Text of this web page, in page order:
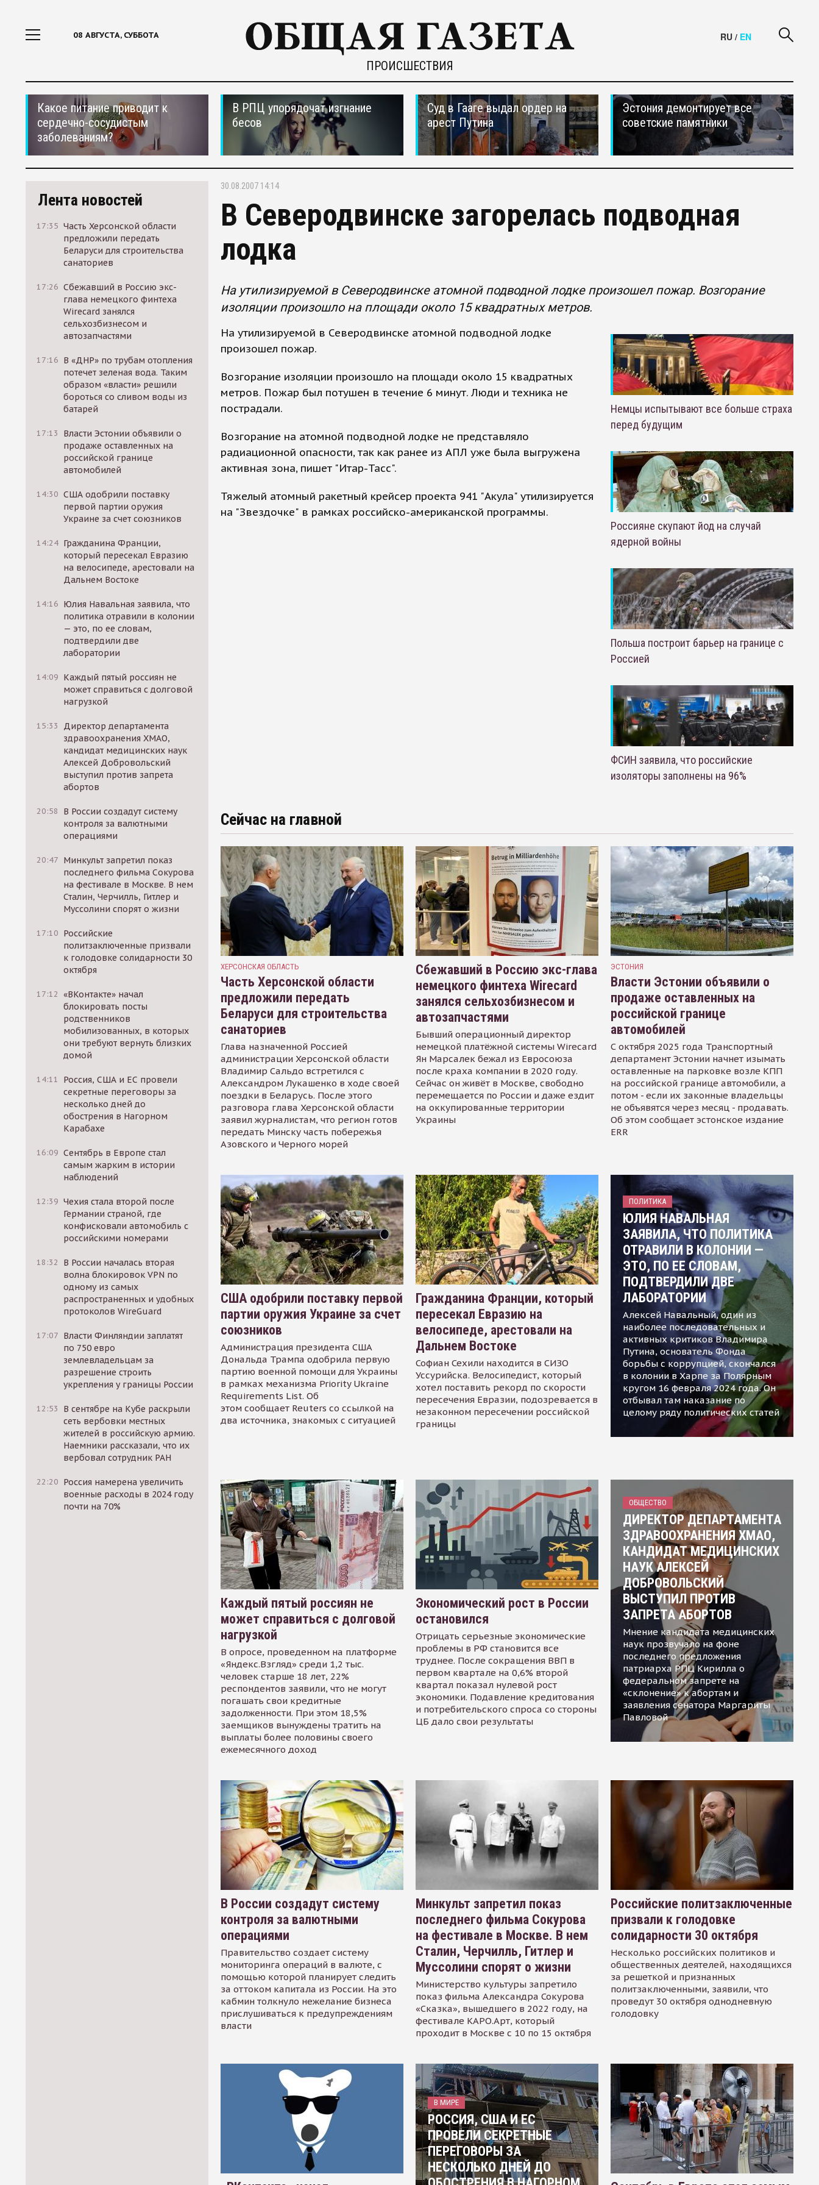
08 АВГУСТА, СУББОТА
ПРОИСШЕСТВИЯ
RU / EN
Какое питание приводит к
сердечно-сосудистым
заболеваниям?
В РПЦ упорядочат изгнание
бесов
Суд в Гааге выдал ордер на
арест Путина
Эстония демонтирует все
советские памятники
Лента новостей
17:35 Часть Херсонской области
предложили передать
Беларуси для строительства
санаториев
17:26 Сбежавший в Россию экс-
глава немецкого финтеха
Wirecard занялся
сельхозбизнесом и
автозапчастями
17:16 В «ДНР» по трубам отопления
потечет зеленая вода. Таким
образом «власти» решили
бороться со сливом воды из
батарей
17:13
Власти Эстонии объявили о
продаже оставленных на
российской границе
автомобилей
14:30 США одобрили поставку
первой партии оружия
Украине за счет союзников
14:24 Гражданина Франции,
который пересекал Евразию
на велосипеде, арестовали на
Дальнем Востоке
14:16 Юлия Навальная заявила, что
политика отравили в колонии
— это, по ее словам,
подтвердили две
лаборатории
14:09 Каждый пятый россиян не
может справиться с долговой
нагрузкой
15:33
Директор департамента
здравоохранения ХМАО,
кандидат медицинских наук
Алексей Добровольский
выступил против запрета
абортов
20:58
В России создадут систему
контроля за валютными
операциями
20:47 Минкульт запретил показ
последнего фильма Сокурова
на фестивале в Москве. В нем
Сталин, Черчилль, Гитлер и
Муссолини спорят о жизни
17:10 Российские
политзаключенные призвали
к голодовке солидарности 30
октября
17:12 «ВКонтакте» начал
блокировать посты
родственников
мобилизованных, в которых
они требуют вернуть близких
домой
14:11
Россия, США и ЕС провели
секретные переговоры за
несколько дней до
обострения в Нагорном
Карабахе
16:09 Сентябрь в Европе стал
самым жарким в истории
наблюдений
12:39 Чехия стала второй после
Германии страной, где
конфисковали автомобиль с
российскими номерами
18:32
В России началась вторая
волна блокировок VPN по
одному из самых
распространенных и удобных
протоколов WireGuard
17:07 Власти Финляндии заплатят
по 750 евро
землевладельцам за
разрешение строить
укрепления у границы России
12:53
В сентябре на Кубе раскрыли
сеть вербовки местных
жителей в российскую армию.
Наемники рассказали, что их
вербовал сотрудник РАН
22:20 Россия намерена увеличить
военные расходы в 2024 году
почти на 70%
30.08.2007 14:14
В Северодвинске загорелась подводная
лодка
На утилизируемой в Северодвинске атомной подводной лодке произошел пожар. Возгорание
изоляции произошло на площади около 15 квадратных метров.
На утилизируемой в Северодвинске атомной подводной лодке
произошел пожар.
Возгорание изоляции произошло на площади около 15 квадратных
метров. Пожар был потушен в течение 6 минут. Люди и техника не
пострадали.
Возгорание на атомной подводной лодке не представляло
радиационной опасности, так как ранее из АПЛ уже была выгружена
активная зона, пишет "Итар-Тасс".
Тяжелый атомный ракетный крейсер проекта 941 "Акула" утилизируется
на "Звездочке" в рамках российско-американской программы.
Немцы испытывают все больше страха
перед будущим
Россияне скупают йод на случай
ядерной войны
Польша построит барьер на границе с
Россией
ФСИН заявила, что российские
изоляторы заполнены на 96%
Сейчас на главной
ХЕРСОНСКАЯ ОБЛАСТЬ
Часть Херсонской области
предложили передать
Беларуси для строительства
санаториев
Глава назначенной Россией
администрации Херсонской области
Владимир Сальдо встретился с
Александром Лукашенко в ходе своей
поездки в Беларусь. После этого
разговора глава Херсонской области
заявил журналистам, что регион готов
передать Минску часть побережья
Азовского и Черного морей
Сбежавший в Россию экс-глава
немецкого финтеха Wirecard
занялся сельхозбизнесом и
автозапчастями
Бывший операционный директор
немецкой платёжной системы Wirecard
Ян Марсалек бежал из Евросоюза
после краха компании в 2020 году.
Сейчас он живёт в Москве, свободно
перемещается по России и даже ездит
на оккупированные территории
Украины
ЭСТОНИЯ
Власти Эстонии объявили о
продаже оставленных на
российской границе
автомобилей
С октября 2025 года Транспортный
департамент Эстонии начнет изымать
оставленные на парковке возле КПП
на российской границе автомобили, а
потом - если их законные владельцы
не объявятся через месяц - продавать.
Об этом сообщает эстонское издание
ERR
США одобрили поставку первой
партии оружия Украине за счет
союзников
Администрация президента США
Дональда Трампа одобрила первую
партию военной помощи для Украины
в рамках механизма Priority Ukraine
Requirements List. Об
этом сообщает Reuters со ссылкой на
два источника, знакомых с ситуацией
Гражданина Франции, который
пересекал Евразию на
велосипеде, арестовали на
Дальнем Востоке
Софиан Сехили находится в СИЗО
Уссурийска. Велосипедист, который
хотел поставить рекорд по скорости
пересечения Евразии, подозревается в
незаконном пересечении российской
границы
ПОЛИТИКА
ЮЛИЯ НАВАЛЬНАЯ
ЗАЯВИЛА, ЧТО ПОЛИТИКА
ОТРАВИЛИ В КОЛОНИИ —
ЭТО, ПО ЕЕ СЛОВАМ,
ПОДТВЕРДИЛИ ДВЕ
ЛАБОРАТОРИИ
Алексей Навальный, один из
наиболее последовательных и
активных критиков Владимира
Путина, основатель Фонда
борьбы с коррупцией, скончался
в колонии в Харпе за Полярным
кругом 16 февраля 2024 года. Он
отбывал там наказание по
целому ряду политических статей
Каждый пятый россиян не
может справиться с долговой
нагрузкой
В опросе, проведенном на платформе
«Яндекс.Взгляд» среди 1,2 тыс.
человек старше 18 лет, 22%
респондентов заявили, что не могут
погашать свои кредитные
задолженности. При этом 18,5%
заемщиков вынуждены тратить на
выплаты более половины своего
ежемесячного доход
Экономический рост в России
остановился
Отрицать серьезные экономические
проблемы в РФ становится все
труднее. После сокращения ВВП в
первом квартале на 0,6% второй
квартал показал нулевой рост
экономики. Подавление кредитования
и потребительского спроса со стороны
ЦБ дало свои результаты
ОБЩЕСТВО
ДИРЕКТОР ДЕПАРТАМЕНТА
ЗДРАВООХРАНЕНИЯ ХМАО,
КАНДИДАТ МЕДИЦИНСКИХ
НАУК АЛЕКСЕЙ
ДОБРОВОЛЬСКИЙ
ВЫСТУПИЛ ПРОТИВ
ЗАПРЕТА АБОРТОВ
Мнение кандидата медицинских
наук прозвучало на фоне
последнего предложения
патриарха РПЦ Кирилла о
федеральном запрете на
«склонение» к абортам и
заявления сенатора Маргариты
Павловой
В России создадут систему
контроля за валютными
операциями
Правительство создает систему
мониторинга операций в валюте, с
помощью которой планирует следить
за оттоком капитала из России. На это
кабмин толкнуло нежелание бизнеса
прислушиваться к предупреждениям
власти
Минкульт запретил показ
последнего фильма Сокурова
на фестивале в Москве. В нем
Сталин, Черчилль, Гитлер и
Муссолини спорят о жизни
Министерство культуры запретило
показ фильма Александра Сокурова
«Сказка», вышедшего в 2022 году, на
фестивале КАРО.Арт, который
проходит в Москве с 10 по 15 октября
Российские политзаключенные
призвали к голодовке
солидарности 30 октября
Несколько российских политиков и
общественных деятелей, находящихся
за решеткой и признанных
политзаключенными, заявили, что
проведут 30 октября однодневную
голодовку
В МИРЕ
РОССИЯ, США И ЕС
ПРОВЕЛИ СЕКРЕТНЫЕ
ПЕРЕГОВОРЫ ЗА
НЕСКОЛЬКО ДНЕЙ ДО